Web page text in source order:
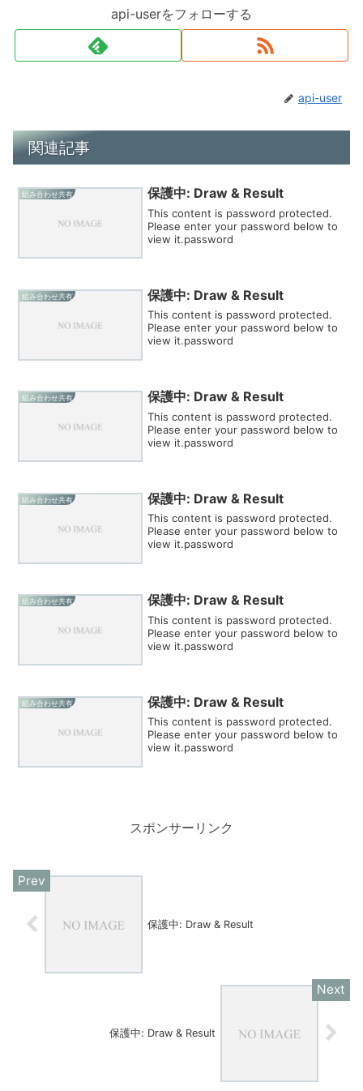
api-userをフォローする
api-user
関連記事
組み合わせ共有 保護中: Draw & Result
This content is password protected.
Please enter your password below to
view it.password
組み合わせ共有 保護中: Draw & Result
This content is password protected.
Please enter your password below to
view it.password
組み合わせ共有 保護中: Draw & Result
This content is password protected.
Please enter your password below to
view it.password
組み合わせ共有 保護中: Draw & Result
This content is password protected.
Please enter your password below to
view it.password
組み合わせ共有 保護中: Draw & Result
This content is password protected.
Please enter your password below to
view it.password
組み合わせ共有 保護中: Draw & Result
This content is password protected.
Please enter your password below to
view it.password
スポンサーリンク
保護中: Draw & Result
保護中: Draw & Result